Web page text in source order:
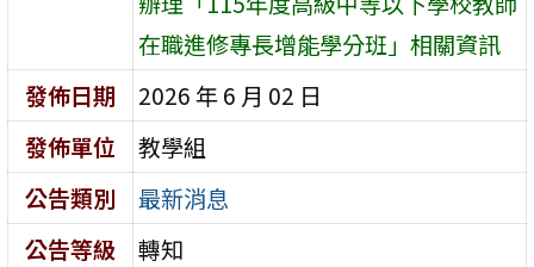
在職進修專長增能學分班」相關資訊
發佈日期
2026 年 6 月 02 日
發佈單位
教學組
公告類別
最新消息
公告等級
轉知